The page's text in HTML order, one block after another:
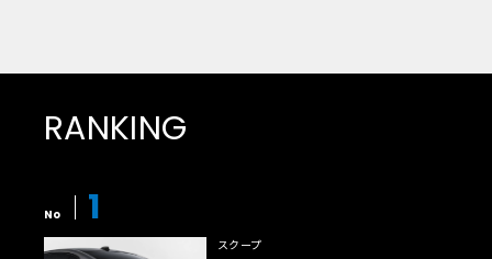
RANKING
No 1
スクープ